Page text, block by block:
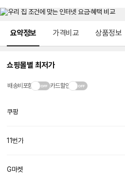
요약정보 가격비교 상품정보
쇼핑몰별 최저가
배송비포함 카드할인
쿠팡
11번가
G마켓